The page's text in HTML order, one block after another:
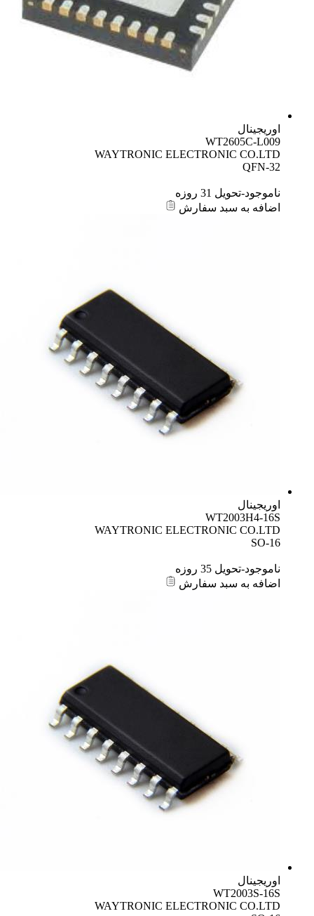
اوریجینال
WT2605C-L009
WAYTRONIC ELECTRONIC CO.LTD
QFN-32
ناموجود-تحویل 31 روزه
اضافه به سبد سفارش
اوریجینال
WT2003H4-16S
WAYTRONIC ELECTRONIC CO.LTD
SO-16
ناموجود-تحویل 35 روزه
اضافه به سبد سفارش
اوریجینال
WT2003S-16S
WAYTRONIC ELECTRONIC CO.LTD